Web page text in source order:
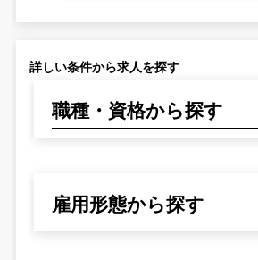
詳しい条件から求人を探す
職種・資格から探す
雇用形態から探す